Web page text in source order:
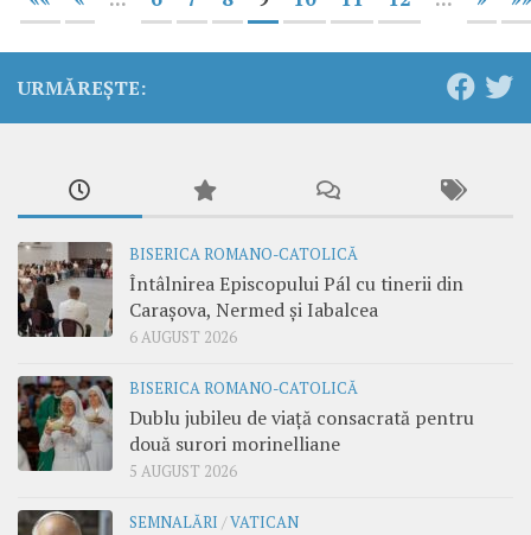
URMĂREȘTE:
BISERICA ROMANO-CATOLICĂ
Întâlnirea Episcopului Pál cu tinerii din
Carașova, Nermed și Iabalcea
6 AUGUST 2026
BISERICA ROMANO-CATOLICĂ
Dublu jubileu de viață consacrată pentru
două surori morinelliane
5 AUGUST 2026
SEMNALĂRI /VATICAN